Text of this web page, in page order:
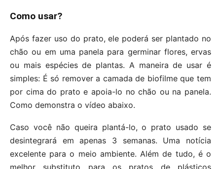
Como usar?
Após fazer uso do prato, ele poderá ser plantado no
chão ou em uma panela para germinar flores, ervas
ou mais espécies de plantas. A maneira de usar é
simples: É só remover a camada de biofilme que tem
por cima do prato e apoia-lo no chão ou na panela.
Como demonstra o vídeo abaixo.
Caso você não queira plantá-lo, o prato usado se
desintegrará em apenas 3 semanas. Uma notícia
excelente para o meio ambiente. Além de tudo, é o
melhor substituto para os pratos de plásticos